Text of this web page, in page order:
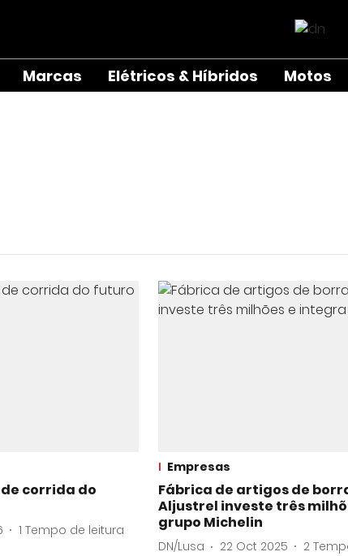
Marcas Elétricos & Híbridos Motos
de corrida do
1 Tempo de leitura
Empresas
Fábrica de artigos de
Aljustrel investe três
grupo Michelin
DN/Lusa 22 Oct 2025 2